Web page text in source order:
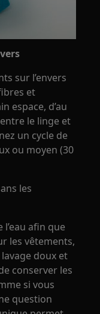
sur l’envers
et
espace, d’au
le linge et
un cycle de
ou moyen (30
les
afin que
les vêtements,
doux et
conserver les
si vous
question